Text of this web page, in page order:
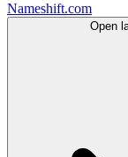
Nameshift.com
Open